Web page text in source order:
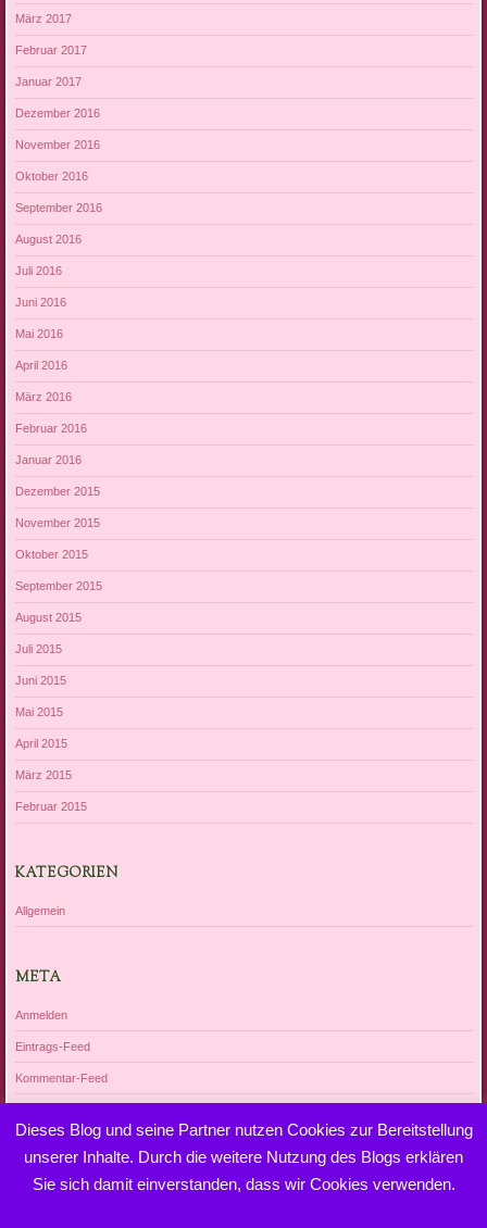
März 2017
Februar 2017
Januar 2017
Dezember 2016
November 2016
Oktober 2016
September 2016
August 2016
Juli 2016
Juni 2016
Mai 2016
April 2016
März 2016
Februar 2016
Januar 2016
Dezember 2015
November 2015
Oktober 2015
September 2015
August 2015
Juli 2015
Juni 2015
Mai 2015
April 2015
März 2015
Februar 2015
KATEGORIEN
Allgemein
META
Anmelden
Eintrags-Feed
Kommentar-Feed
Dieses Blog und seine Partner nutzen Cookies zur Bereitstellung
unserer Inhalte. Durch die weitere Nutzung des Blogs erklären
Sie sich damit einverstanden, dass wir Cookies verwenden.